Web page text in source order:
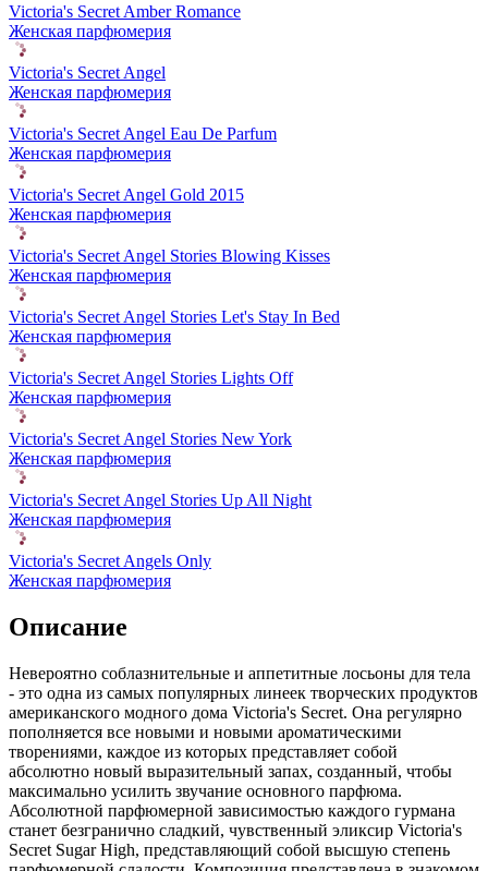
Victoria's Secret Amber Romance
Женская парфюмерия
Victoria's Secret Angel
Женская парфюмерия
Victoria's Secret Angel Eau De Parfum
Женская парфюмерия
Victoria's Secret Angel Gold 2015
Женская парфюмерия
Victoria's Secret Angel Stories Blowing Kisses
Женская парфюмерия
Victoria's Secret Angel Stories Let's Stay In Bed
Женская парфюмерия
Victoria's Secret Angel Stories Lights Off
Женская парфюмерия
Victoria's Secret Angel Stories New York
Женская парфюмерия
Victoria's Secret Angel Stories Up All Night
Женская парфюмерия
Victoria's Secret Angels Only
Женская парфюмерия
Описание
Невероятно соблазнительные и аппетитные лосьоны для тела
- это одна из самых популярных линеек творческих продуктов
американского модного дома Victoria's Secret. Она регулярно
пополняется все новыми и новыми ароматическими
творениями, каждое из которых представляет собой
абсолютно новый выразительный запах, созданный, чтобы
максимально усилить звучание основного парфюма.
Абсолютной парфюмерной зависимостью каждого гурмана
станет безгранично сладкий, чувственный эликсир Victoria's
Secret Sugar High, представляющий собой высшую степень